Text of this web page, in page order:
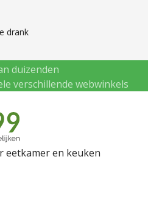
drank
duizenden
verschillende webwinkels
eetkamer en keuken